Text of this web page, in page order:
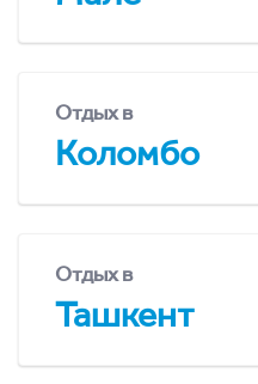
Отдых в
Коломбо
Отдых в
Ташкент